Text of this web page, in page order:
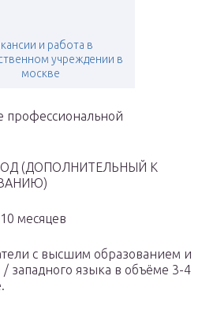
и работа в
учреждении в
москве
профессиональной
(ДОПОЛНИТЕЛЬНЫЙ К
месяцев
с высшим образованием и
/ западного языка в объёме 3-4